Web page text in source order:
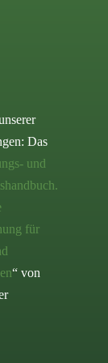
Das
und
für
“ von